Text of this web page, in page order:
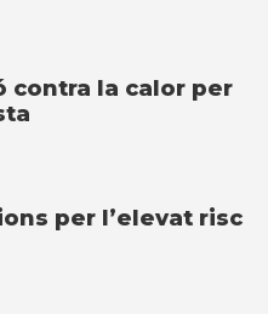
contra la calor per
per l’elevat risc